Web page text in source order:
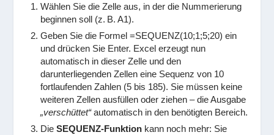
Wählen Sie die Zelle aus, in der die Nummerierung
beginnen soll (z. B. A1).
Geben Sie die Formel=SEQUENZ(10;1;5;20) ein
und drücken Sie Enter. Excel erzeugt nun
automatisch in dieser Zelle und den
darunterliegenden Zellen eine Sequenz von 10
fortlaufenden Zahlen (5 bis 185). Sie müssen keine
weiteren Zellen ausfüllen oder ziehen – die Ausgabe
„verschüttet“automatisch in den benötigten Bereich.
DieSEQUENZ-Funktion kann noch mehr: Sie